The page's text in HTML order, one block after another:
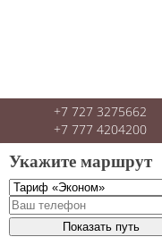
+7 727 3275662
+7 777 4204200